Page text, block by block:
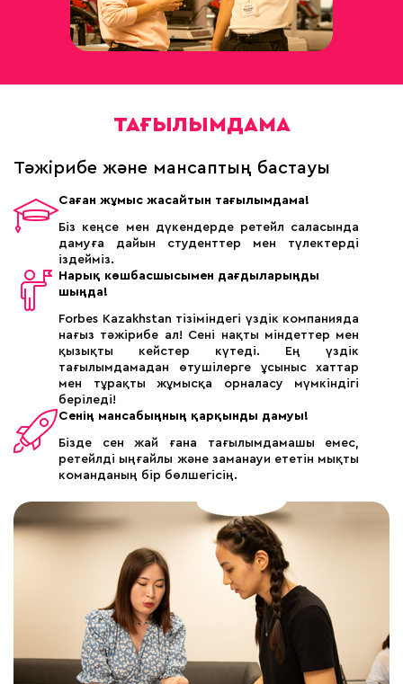
ТАҒЫЛЫМДАМА
Тәжірибе және мансаптың бастауы
Саған жұмыс жасайтын тағылымдама!
Біз кеңсе мен дүкендерде ретейл саласында
дамуға дайын студенттер мен түлектерді
іздейміз.
Нарық көшбасшысымен дағдыларыңды
шыңда!
Forbes Kazakhstan тізіміндегі үздік компанияда
нағыз тәжірибе ал! Сені нақты міндеттер мен
қызықты кейстер күтеді. Ең үздік
тағылымдамадан өтушілерге ұсыныс хаттар
мен тұрақты жұмысқа орналасу мүмкіндігі
беріледі!
Сенің мансабыңның қарқынды дамуы!
Бізде сен жай ғана тағылымдамашы емес,
ретейлді ыңғайлы және заманауи ететін мықты
команданың бір бөлшегісің.